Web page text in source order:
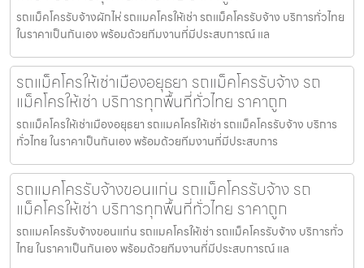
รถแม็คโครรับจ้างผักไห่ รถแมคโครให้เช่า รถแม็คโครรับจ้าง บริการทั่วไทย
ในราคาเป็นกันเอง พร้อมด้วยทีมงานที่มีประสบการณ์ แล
รถแม็คโครให้เช่าเมืองอยุธยา รถแม็คโครรับจ้าง รถ
แม็คโครให้เช่า บริการทุกพื้นที่ทั่วไทย ราคาถูก
รถแม็คโครให้เช่าเมืองอยุธยา รถแมคโครให้เช่า รถแม็คโครรับจ้าง บริการ
ทั่วไทย ในราคาเป็นกันเอง พร้อมด้วยทีมงานที่มีประสบการ
รถแมคโครรับจ้างขอนแก่น รถแม็คโครรับจ้าง รถ
แม็คโครให้เช่า บริการทุกพื้นที่ทั่วไทย ราคาถูก
รถแมคโครรับจ้างขอนแก่น รถแมคโครให้เช่า รถแม็คโครรับจ้าง บริการทั่ว
ไทย ในราคาเป็นกันเอง พร้อมด้วยทีมงานที่มีประสบการณ์ แล